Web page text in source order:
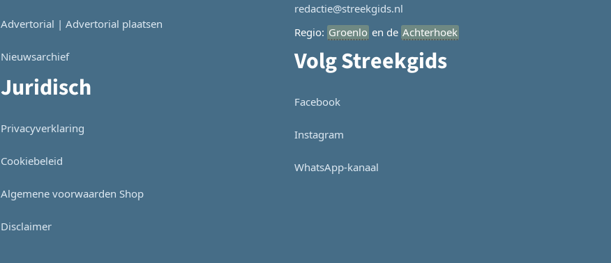
Advertorial | Advertorial plaatsen
Nieuwsarchief
Juridisch
Privacyverklaring
Cookiebeleid
Algemene voorwaarden Shop
Disclaimer
redactie@streekgids.nl
Regio: Groenlo en de Achterhoek
Volg Streekgids
Facebook
Instagram
WhatsApp-kanaal